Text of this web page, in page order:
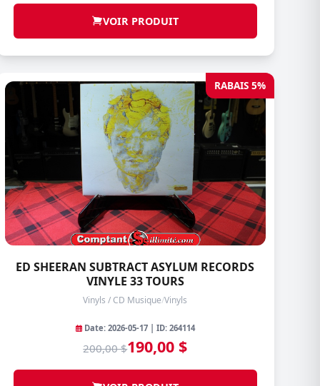
VOIR PRODUIT
RABAIS 5%
ED SHEERAN SUBTRACT ASYLUM RECORDS
VINYLE 33 TOURS
Vinyls / CD Musique/Vinyls
Date: 2026-05-17 | ID: 264114
200,00 $190,00 $